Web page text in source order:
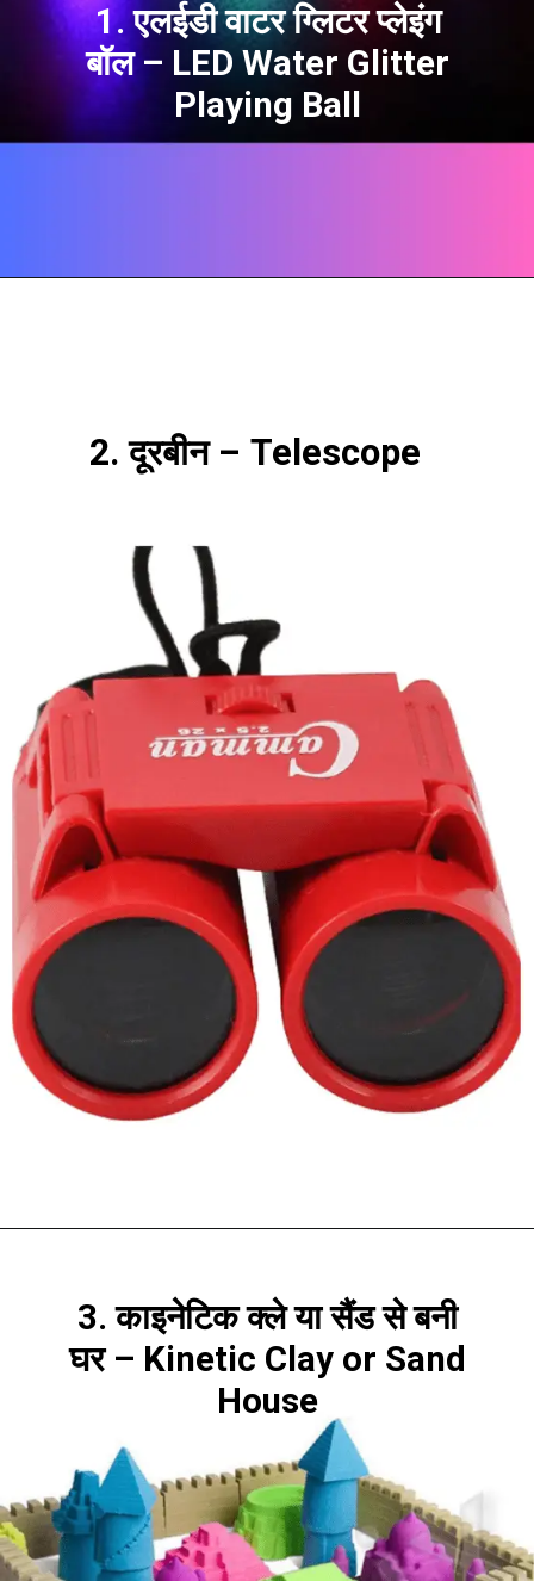
1. एलईडी वाटर ग्लिटर प्लेइंग
बॉल – LED Water Glitter
Playing Ball
2. दूरबीन – Telescope
3. काइनेटिक क्ले या सैंड से बनी
घर – Kinetic Clay or Sand
House